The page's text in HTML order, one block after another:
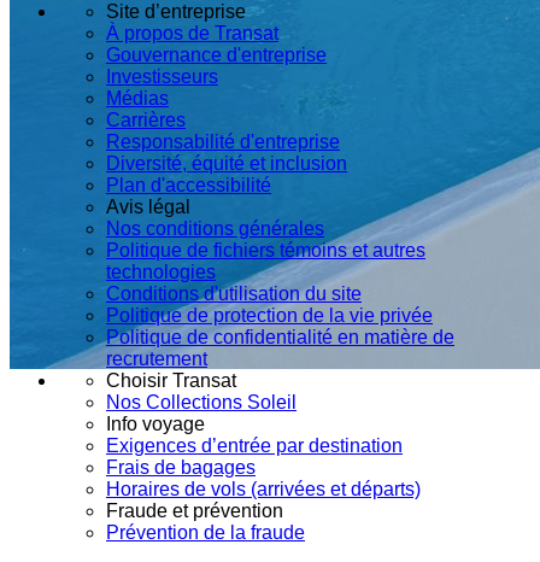
Site d’entreprise
À propos de Transat
Gouvernance d'entreprise
Investisseurs
Médias
Carrières
Responsabilité d'entreprise
Diversité, équité et inclusion
Plan d'accessibilité
Avis légal
Nos conditions générales
Politique de fichiers témoins et autres
technologies
Conditions d'utilisation du site
Politique de protection de la vie privée
Politique de confidentialité en matière de
recrutement
Choisir Transat
Nos Collections Soleil
Info voyage
Exigences d’entrée par destination
Frais de bagages
Horaires de vols (arrivées et départs)
Fraude et prévention
Prévention de la fraude